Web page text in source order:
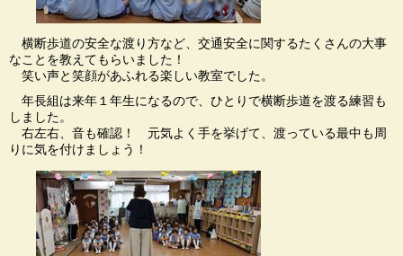
横断歩道の安全な渡り方など、交通安全に関するたくさんの大事
なことを教えてもらいました！
笑い声と笑顔があふれる楽しい教室でした。
年長組は来年１年生になるので、ひとりで横断歩道を渡る練習も
しました。
右左右、音も確認！ 元気よく手を挙げて、渡っている最中も周
りに気を付けましょう！